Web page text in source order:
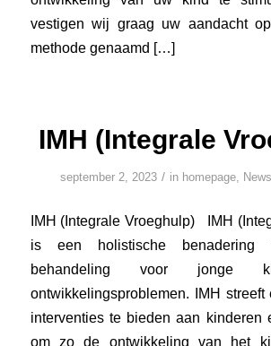
vestigen wij graag uw aandacht
methode genaamd […]
IMH (Integrale
september 2, 2023 / in homepage, News
IMH (Integrale Vroeghulp) IMH
is een holistische
behandeling voor jonge
ontwikkelingsproblemen. IMH streeft
interventies te bieden aan kinderen
om zo de ontwikkeling van het